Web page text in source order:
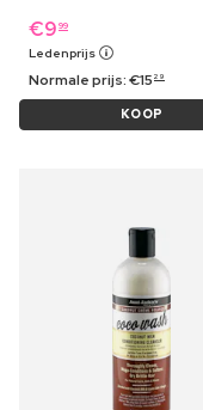
€9 99
Ledenprijs
Normale prijs:€15 29
KOOP